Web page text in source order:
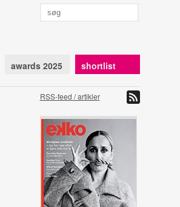
awards 2025 shortlist
RSS-feed / artikler